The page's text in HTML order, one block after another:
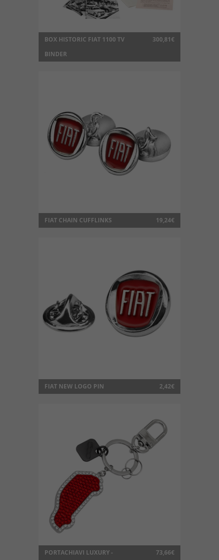
BOX HISTORIC FIAT 1100 TV
BINDER
300,81€
FIAT CHAIN CUFFLINKS 19,24€
FIAT NEW LOGO PIN 2,42€
PORTACHIAVI LUXURY -
73,66€